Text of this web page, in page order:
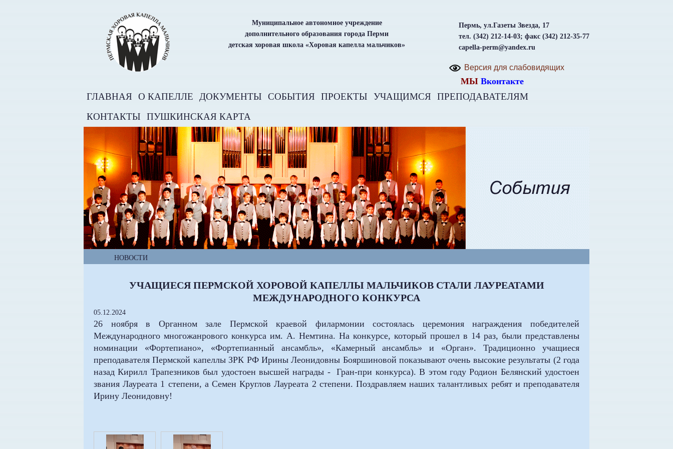
Пермь, ул.Газеты Звезда, 17
тел. (342) 212-14-03; факс (342) 212-35-77
capella-perm@yandex.ru
Версия для слабовидящих
МЫ Вконтакте
Муниципальное автономное учреждение
дополнительного образования города Перми
детская хоровая школа «Хоровая капелла мальчиков»
ГЛАВНАЯ О КАПЕЛЛЕ ДОКУМЕНТЫ СОБЫТИЯ ПРОЕКТЫ УЧАЩИМСЯ
ПРЕПОДАВАТЕЛЯМ
КОНТАКТЫ
ПУШКИНСКАЯ КАРТА
НОВОСТИ
УЧАЩИЕСЯ ПЕРМСКОЙ ХОРОВОЙ КАПЕЛЛЫ МАЛЬЧИКОВ СТАЛИ ЛАУРЕАТАМИ
МЕЖДУНАРОДНОГО КОНКУРСА
05.12.2024
26 ноября в Органном зале Пермской краевой филармонии состоялась церемония награждения победителей
Международного многожанрового конкурса им. А. Немтина. На конкурсе, который прошел в 14 раз, были представлены
номинации «Фортепиано», «Фортепианный ансамбль», «Камерный ансамбль» и «Орган». Традиционно учащиеся
преподавателя Пермской капеллы ЗРК РФ Ирины Леонидовны Бояршиновой показывают очень высокие результаты (2 года
назад Кирилл Трапезников был удостоен высшей награды - Гран-при конкурса). В этом году Родион Белянский удостоен
звания Лауреата 1 степени, а Семен Круглов Лауреата 2 степени. Поздравляем наших талантливых ребят и преподавателя
Ирину Леонидовну!